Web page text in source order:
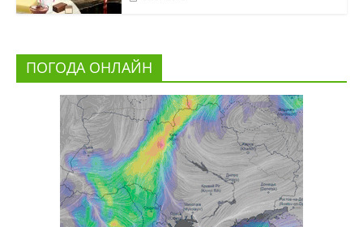
ПОГОДА ОНЛАЙН